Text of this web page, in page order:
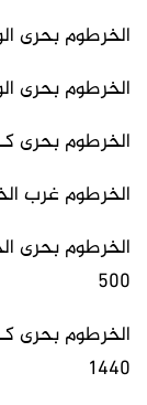
الخرطوم بحرى الوادى المربع 38
الخرطوم بحرى الوادى مربع 63
الخرطوم بحرى كـافورى المربع
الخرطوم غرب الخرطوم شارع 45
500
1440